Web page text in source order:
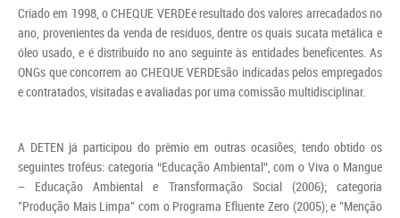
Criado em 1998, o CHEQUE VERDEé resultado dos valores arrecadados no
ano, provenientes da venda de resíduos, dentre os quais sucata metálica e
óleo usado, e é distribuído no ano seguinte às entidades beneficentes. As
ONGs que concorrem ao CHEQUE VERDEsão indicadas pelos empregados
e contratados, visitadas e avaliadas por uma comissão multidisciplinar.
A DETEN já participou do prêmio em outras ocasiões, tendo obtido os
seguintes troféus: categoria “Educação Ambiental”, com o Viva o Mangue
– Educação Ambiental e Transformação Social (2006); categoria
"Produção Mais Limpa" com o Programa Efluente Zero (2005); e "Menção